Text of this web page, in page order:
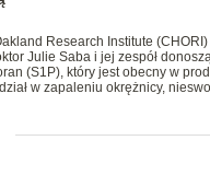
Research Institute
Julie Saba i jej zespół
(S1P), który jest obecny w
w zapaleniu okrężnicy,